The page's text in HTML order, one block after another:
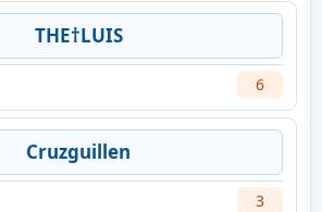
THE†LUIS
6
Cruzguillen
3